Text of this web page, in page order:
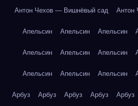
Антон Чехов — Вишнёвый сад Антон
Апельсин Апельсин Апельсин
Апельсин Апельсин Апельсин
Апельсин Апельсин Апельсин
Арбуз Арбуз Арбуз Арбуз Арбуз